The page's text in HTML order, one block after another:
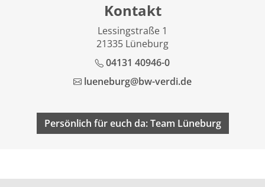
Kontakt
Lessingstraße 1
21335 Lüneburg
04131 40946-0
lueneburg@bw-verdi.de
Persönlich für euch da: Team Lüneburg